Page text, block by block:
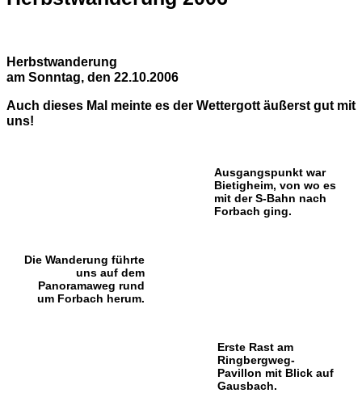
Herbstwanderung
am Sonntag, den 22.10.2006
Auch dieses Mal meinte es der Wettergott äußerst gut mit
uns!
Ausgangspunkt war
Bietigheim, von wo es
mit der S-Bahn nach
Forbach ging.
Die Wanderung führte
uns auf dem
Panoramaweg rund
um Forbach herum.
Erste Rast am
Ringbergweg-
Pavillon mit Blick auf
Gausbach.